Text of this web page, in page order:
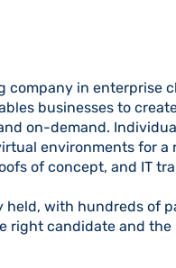
company in enterprise
businesses to
on-demand.
environments for
of concept, and IT
held, with hundreds of
right candidate and the